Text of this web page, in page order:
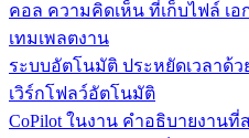
คอล ความคิดเห็น ที่เก็บไฟล์ เ
เทมเพลตงาน
ระบบอัตโนมัติ ประหยัดเวลาด้
เวิร์กโฟลว์อัตโนมัติ
CoPilot ในงาน คำอธิบายงานที่